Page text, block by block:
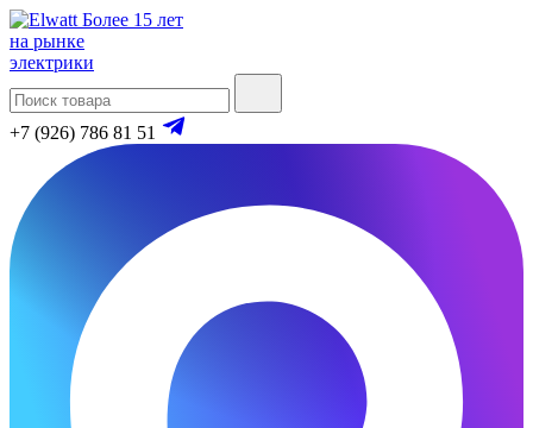
Более 15 лет
на рынке
электрики
+7 (926) 786 81 51